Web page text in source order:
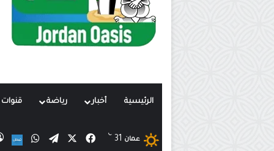
الرئيسية أخبار رياضة قنوات
عمان 31
℃ فيسبوك تيلقرام